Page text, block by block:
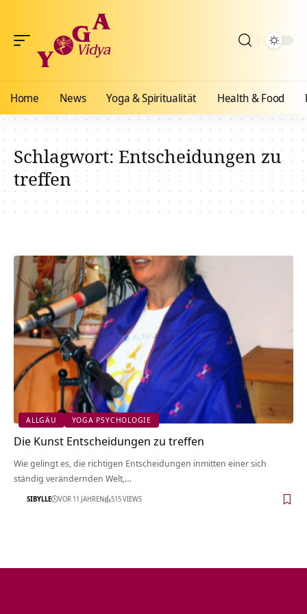
Home News Yoga & Spiritualität Health & Food
Schlagwort:Entscheidungen zu
treffen
ALLGÄU YOGA PSYCHOLOGIE
Die Kunst Entscheidungen zu treffen
Wie gelingt es, die richtigen Entscheidungen inmitten einer sich
ständig verändernden Welt,…
SIBYLLE VOR 11 JAHREN 515 VIEWS